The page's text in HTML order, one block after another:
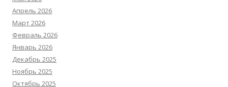
Апрель 2026
Март 2026
Февраль 2026
Январь 2026
Декабрь 2025
Ноябрь 2025
Октябрь 2025